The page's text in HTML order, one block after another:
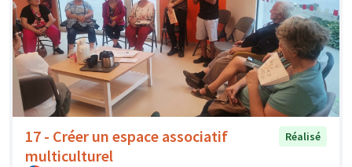
17 - Créer un espace associatif
multiculturel
Réalisé